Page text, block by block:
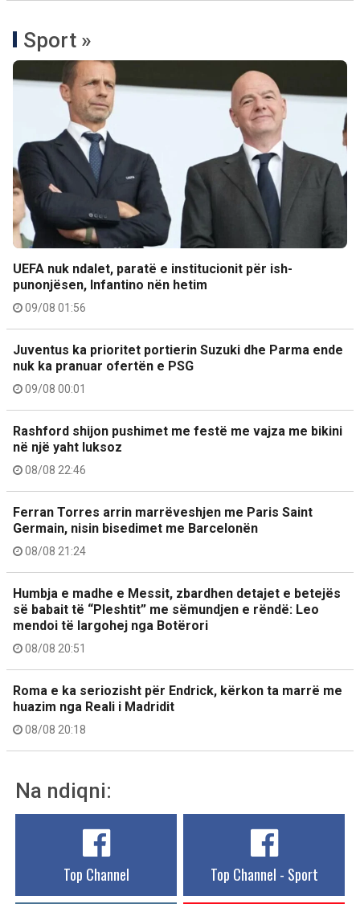
Sport »
UEFA nuk ndalet, paratë e institucionit për ish-
punonjësen, Infantino nën hetim
09/08 01:56
Juventus ka prioritet portierin Suzuki dhe Parma ende
nuk ka pranuar ofertën e PSG
09/08 00:01
Rashford shijon pushimet me festë me vajza me bikini
në një yaht luksoz
08/08 22:46
Ferran Torres arrin marrëveshjen me Paris Saint
Germain, nisin bisedimet me Barcelonën
08/08 21:24
Humbja e madhe e Messit, zbardhen detajet e betejës
së babait të “Pleshtit” me sëmundjen e rëndë: Leo
mendoi të largohej nga Botërori
08/08 20:51
Roma e ka seriozisht për Endrick, kërkon ta marrë me
huazim nga Reali i Madridit
08/08 20:18
Na ndiqni:
Top Channel Top Channel - Sport